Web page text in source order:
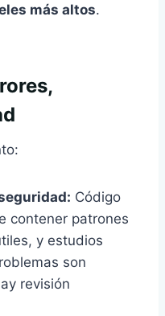
más altos.
Código
contener patrones
y estudios
son
revisión